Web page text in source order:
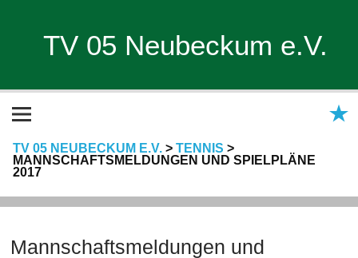
TV 05 Neubeckum e.V.
TV 05 NEUBECKUM E.V.> TENNIS >
MANNSCHAFTSMELDUNGEN UND SPIELPLÄNE
2017
Mannschaftsmeldungen und